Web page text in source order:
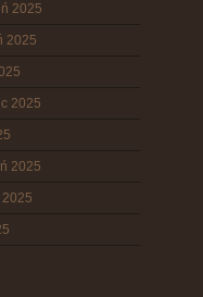
2025
2025
2025
2025